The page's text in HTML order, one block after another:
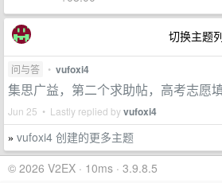
切换主题
问与答 • vufoxi4
集思广益，第二个求助帖，高考志愿
Jun 25 • Lastly replied byvufoxi4
» vufoxi4 创建的更多主题
© 2026 V2EX · 10ms · 3.9.8.5